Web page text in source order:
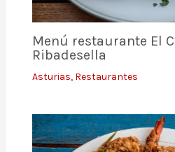
Menú restaurante El
Ribadesella
Asturias, Restaurantes